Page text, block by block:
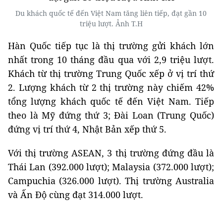
Du khách quốc tế đến Việt Nam tăng liên tiếp, đạt gần 10
triệu lượt. Ảnh T.H
Hàn Quốc tiếp tục là thị trường gửi khách lớn
nhất trong 10 tháng đầu qua với 2,9 triệu lượt.
Khách từ thị trường Trung Quốc xếp ở vị trí thứ
2. Lượng khách từ 2 thị trường này chiếm 42%
tổng lượng khách quốc tế đến Việt Nam. Tiếp
theo là Mỹ đứng thứ 3; Đài Loan (Trung Quốc)
đứng vị trí thứ 4, Nhật Bản xếp thứ 5.
Với thị trường ASEAN, 3 thị trường đứng đầu là
Thái Lan (392.000 lượt); Malaysia (372.000 lượt);
Campuchia (326.000 lượt). Thị trường Australia
và Ấn Độ cùng đạt 314.000 lượt.